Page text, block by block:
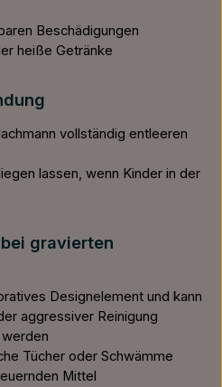
Beschädigungen
heiße Getränke
vollständig entleeren
lassen, wenn Kinder in der
gravierten
Designelement und kann
aggressiver Reinigung
Tücher oder Schwämme
Mittel